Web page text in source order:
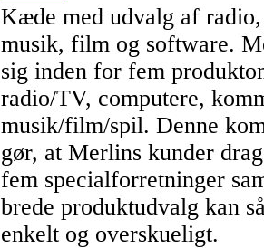
Kæde med udvalg af
musik, film og software.
sig inden for fem
radio/TV, computere,
musik/film/spil. Denne
gør, at Merlins kunder
fem specialforretninger
brede produktudvalg kan
enkelt og overskueligt.